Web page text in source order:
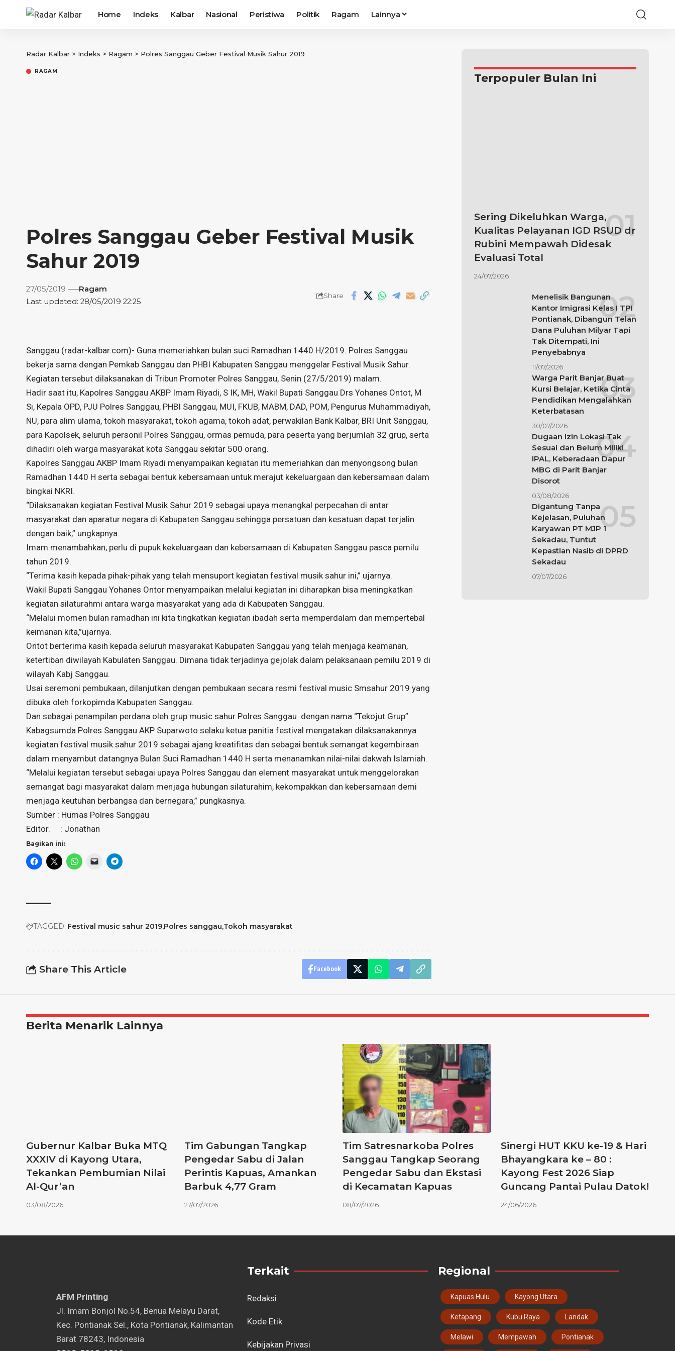
Home Indeks Kalbar Nasional Peristiwa Politik Ragam Lainnya
Radar Kalbar > Indeks > Ragam > Polres Sanggau Geber Festival Musik Sahur 2019
RAGAM
Polres Sanggau Geber Festival Musik
Sahur 2019
Last updated: 28/05/2019 22:25
27/05/2019 Ragam
Share
Sanggau (radar-kalbar.com)- Guna memeriahkan bulan suci Ramadhan 1440 H/2019. Polres Sanggau
bekerja sama dengan Pemkab Sanggau dan PHBI Kabupaten Sanggau menggelar Festival Musik Sahur.
Kegiatan tersebut dilaksanakan di Tribun Promoter Polres Sanggau, Senin (27/5/2019) malam.
Hadir saat itu, Kapolres Sanggau AKBP Imam Riyadi, S IK, MH, Wakil Bupati Sanggau Drs Yohanes Ontot, M
Si, Kepala OPD, PJU Polres Sanggau, PHBI Sanggau, MUI, FKUB, MABM, DAD, POM, Pengurus Muhammadiyah,
NU, para alim ulama, tokoh masyarakat, tokoh agama, tokoh adat, perwakilan Bank Kalbar, BRI Unit Sanggau,
para Kapolsek, seluruh personil Polres Sanggau, ormas pemuda, para peserta yang berjumlah 32 grup, serta
dihadiri oleh warga masyarakat kota Sanggau sekitar 500 orang.
Kapolres Sanggau AKBP Imam Riyadi menyampaikan kegiatan itu memeriahkan dan menyongsong bulan
Ramadhan 1440 H serta sebagai bentuk kebersamaan untuk merajut kekeluargaan dan kebersamaan dalam
bingkai NKRI.
“Dilaksanakan kegiatan Festival Musik Sahur 2019 sebagai upaya menangkal perpecahan di antar
masyarakat dan aparatur negara di Kabupaten Sanggau sehingga persatuan dan kesatuan dapat terjalin
dengan baik,” ungkapnya.
Imam menambahkan, perlu di pupuk kekeluargaan dan kebersamaan di Kabupaten Sanggau pasca pemilu
tahun 2019.
“Terima kasih kepada pihak-pihak yang telah mensuport kegiatan festival musik sahur ini,” ujarnya.
Wakil Bupati Sanggau Yohanes Ontor menyampaikan melalui kegiatan ini diharapkan bisa meningkatkan
kegiatan silaturahmi antara warga masyarakat yang ada di Kabupaten Sanggau.
“Melalui momen bulan ramadhan ini kita tingkatkan kegiatan ibadah serta memperdalam dan mempertebal
keimanan kita,”ujarnya.
Ontot berterima kasih kepada seluruh masyarakat Kabupaten Sanggau yang telah menjaga keamanan,
ketertiban diwilayah Kabulaten Sanggau. Dimana tidak terjadinya gejolak dalam pelaksanaan pemilu 2019 di
wilayah Kabj Sanggau.
Usai seremoni pembukaan, dilanjutkan dengan pembukaan secara resmi festival music Smsahur 2019 yang
dibuka oleh forkopimda Kabupaten Sanggau.
Dan sebagai penampilan perdana oleh grup music sahur Polres Sanggau dengan nama “Tekojut Grup”.
Kabagsumda Polres Sanggau AKP Suparwoto selaku ketua panitia festival mengatakan dilaksanakannya
kegiatan festival musik sahur 2019 sebagai ajang kreatifitas dan sebagai bentuk semangat kegembiraan
dalam menyambut datangnya Bulan Suci Ramadhan 1440 H serta menanamkan nilai-nilai dakwah Islamiah.
“Melalui kegiatan tersebut sebagai upaya Polres Sanggau dan element masyarakat untuk menggelorakan
semangat bagi masyarakat dalam menjaga hubungan silaturahim, kekompakkan dan kebersamaan demi
menjaga keutuhan berbangsa dan bernegara,” pungkasnya.
Sumber : Humas Polres Sanggau
Editor. : Jonathan
Bagikan ini:
TAGGED: Festival music sahur 2019 Polres sanggau Tokoh masyarakat
Share This Article Facebook
Terpopuler Bulan Ini
Sering Dikeluhkan Warga,
Kualitas Pelayanan IGD RSUD dr
Rubini Mempawah Didesak
Evaluasi Total
24/07/2026
Menelisik Bangunan
Kantor Imigrasi Kelas I TPI
Pontianak, Dibangun Telan
Dana Puluhan Milyar Tapi
Tak Ditempati, Ini
Penyebabnya
11/07/2026
Warga Parit Banjar Buat
Kursi Belajar, Ketika Cinta
Pendidikan Mengalahkan
Keterbatasan
30/07/2026
Dugaan Izin Lokasi Tak
Sesuai dan Belum Miliki
IPAL, Keberadaan Dapur
MBG di Parit Banjar
Disorot
03/08/2026
Digantung Tanpa
Kejelasan, Puluhan
Karyawan PT MJP 1
Sekadau, Tuntut
Kepastian Nasib di DPRD
Sekadau
07/07/2026
Berita Menarik Lainnya
Gubernur Kalbar Buka MTQ
XXXIV di Kayong Utara,
Tekankan Pembumian Nilai
Al-Qur’an
03/08/2026
Tim Gabungan Tangkap
Pengedar Sabu di Jalan
Perintis Kapuas, Amankan
Barbuk 4,77 Gram
27/07/2026
Tim Satresnarkoba Polres
Sanggau Tangkap Seorang
Pengedar Sabu dan Ekstasi
di Kecamatan Kapuas
08/07/2026
Sinergi HUT KKU ke-19 & Hari
Bhayangkara ke – 80 :
Kayong Fest 2026 Siap
Guncang Pantai Pulau Datok!
24/06/2026
AFM Printing
⁠Jl. Imam Bonjol No.54, Benua Melayu Darat,
Kec. Pontianak Sel., Kota Pontianak, Kalimantan
Barat 78243, Indonesia
Terkait
Redaksi
Kode Etik
Kebijakan Privasi
Regional
Kapuas Hulu Kayong Utara
Ketapang Kubu Raya Landak
Melawi Mempawah Pontianak